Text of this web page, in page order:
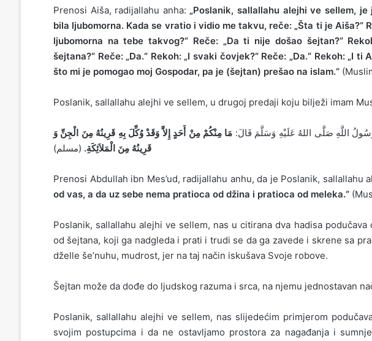
Prenosi Aiša, radijallahu anha: „Poslanik, sallallahu alejhi ve sellem,
bila ljubomorna. Kada se vratio i vidio me takvu, reče: „Šta ti je Aiša?“
ljubomorna na tebe takvog?“ Reče: „Da ti nije došao šejtan?“
šejtana?“ Reče: „Da.“ Rekoh: „I svaki čovjek?“ Reče: „Da.“ Rekoh: „I ti
što mi je pomogao moj Gospodar, pa je (šejtan) prešao na islam.“
Poslanik, sallallahu alejhi ve sellem, u drugoj predaji koju bilježi imam
اللَّهِ صَلَّى اللهُ عَلَيْهِ وَسَلَّمَ قَالَ: ‏مَا مِنْكُمْ مِنْ أَحَدٍ إِلاَّ وَقَدْ وُكِّلَ بِهِ قَرِينُهُ مِنَ الْجِنِّ وَ
قَرِينُهُ مِنَ الْمَلاَئِكَةِ.‏ ‏ (مسلم)
Prenosi Abdullah ibn Mes’ud, radijallahu anhu, da je Poslanik, sallallahu
od vas, a da uz sebe nema pratioca od džina i pratioca od meleka.“
Poslanik, sallallahu alejhi ve sellem, nas u citirana dva hadisa
od šejtana, koji ga nadgleda i prati i trudi se da ga zavede i skrene sa
dželle še’nuhu, mudrost, jer na taj način iskušava Svoje robove.
Šejtan može da dođe do ljudskog razuma i srca, na njemu jednostavan
Poslanik, sallallahu alejhi ve sellem, nas slijedećim primjerom
svojim postupcima i da ne ostavljamo prostora za nagađanja i